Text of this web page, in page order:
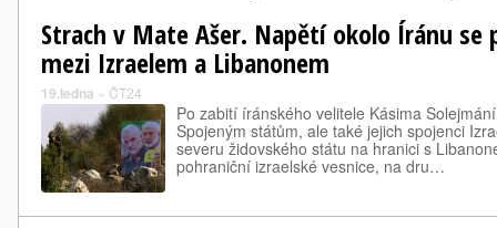
Strach v Mate Ašer. Napětí okolo Íránu se
mezi Izraelem a Libanonem
19.ledna » ČT24
Po zabití íránského velitele Kásima
Spojeným státům, ale také jejich spojenci
severu židovského státu na hranici s
pohraniční izraelské vesnice, na dru…